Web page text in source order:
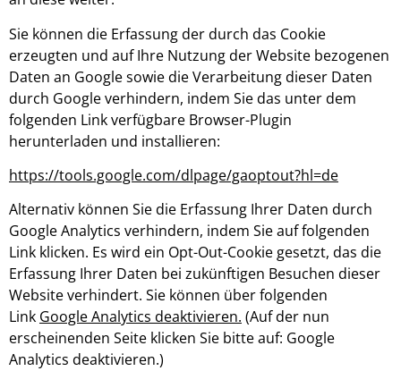
Sie können die Erfassung der durch das Cookie
erzeugten und auf Ihre Nutzung der Website bezogenen
Daten an Google sowie die Verarbeitung dieser Daten
durch Google verhindern, indem Sie das unter dem
folgenden Link verfügbare Browser-Plugin
herunterladen und installieren:
https://tools.google.com/dlpage/gaoptout?hl=de
Alternativ können Sie die Erfassung Ihrer Daten durch
Google Analytics verhindern, indem Sie auf folgenden
Link klicken. Es wird ein Opt-Out-Cookie gesetzt, das die
Erfassung Ihrer Daten bei zukünftigen Besuchen dieser
Website verhindert. Sie können über folgenden
Link Google Analytics deaktivieren. (Auf der nun
erscheinenden Seite klicken Sie bitte auf: Google
Analytics deaktivieren.)